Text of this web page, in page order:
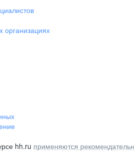
организациях
hh.ru применяются